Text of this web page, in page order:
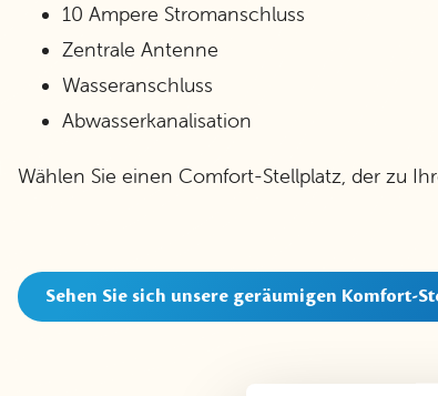
10 Ampere Stromanschluss
Zentrale Antenne
Wasseranschluss
Abwasserkanalisation
Wählen Sie einen Comfort-Stellplatz, der zu
Sehen Sie sich unsere geräumigen Komfort-